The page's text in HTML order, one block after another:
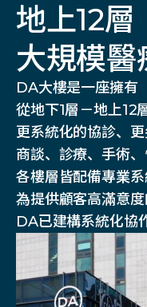
地上12層
大規模醫
DA大樓是一座擁有
從地下1層－地上12
更系統化的協診、更
商談、診療、手術
各樓層皆配備專業系
為提供顧客高滿意度
DA已建構系統化協